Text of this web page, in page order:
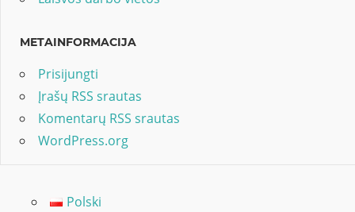
METAINFORMACIJA
Prisijungti
Įrašų RSS srautas
Komentarų RSS srautas
WordPress.org
Polski